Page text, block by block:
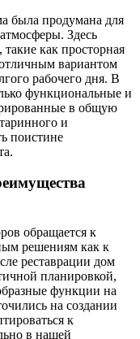
была продумана для
Здесь
как просторная
отличным вариантом
рабочего дня. В
функциональные и
в общую
и
поистине
обращается к
решениям как к
реставрации дом
планировкой,
функции на
на создании
к
в нашей